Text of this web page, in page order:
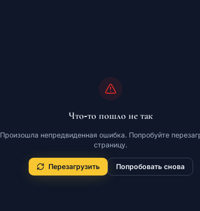
Что-то пошло не так
Произошла непредвиденная ошибка. Попробуйте
страницу.
Перезагрузить Попробовать снова